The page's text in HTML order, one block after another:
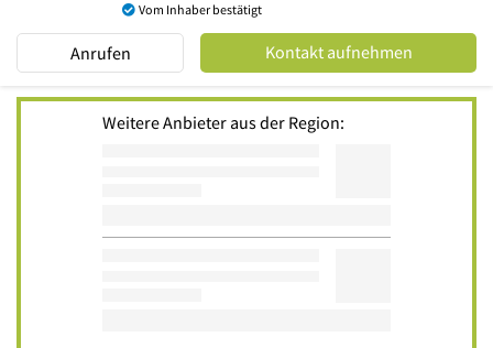
Vom Inhaber bestätigt
Anrufen Kontakt aufnehmen
Weitere Anbieter aus der Region: